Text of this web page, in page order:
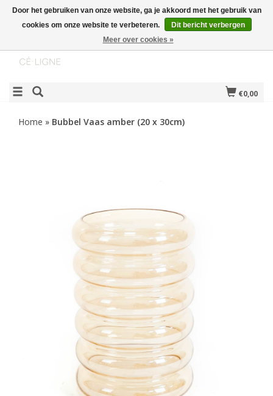
€0,00
Home » Bubbel Vaas amber (20 x 30cm)
Door het gebruiken van onze website, ga je akkoord met het gebruik van
cookies om onze website te verbeteren.
Dit bericht verbergen
Meer over cookies »